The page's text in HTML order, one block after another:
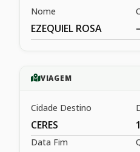
Nome
EZEQUIEL ROSA
VIAGEM
Cidade Destino
CERES
Data Fim